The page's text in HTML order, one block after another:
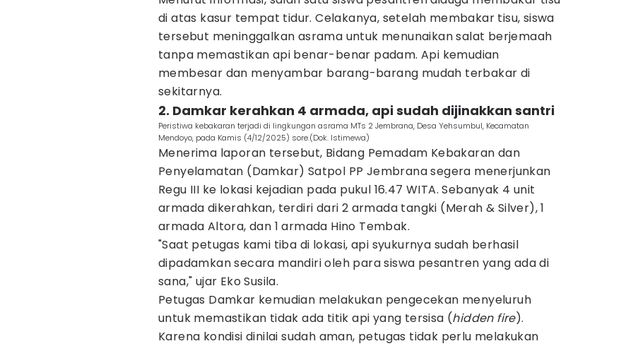
di atas kasur tempat tidur. Celakanya, setelah membakar tisu, siswa
tersebut meninggalkan asrama untuk menunaikan salat berjemaah
tanpa memastikan api benar-benar padam. Api kemudian
membesar dan menyambar barang-barang mudah terbakar di
sekitarnya.
2. Damkar kerahkan 4 armada, api sudah dijinakkan santri
Peristiwa kebakaran terjadi di lingkungan asrama MTs 2 Jembrana, Desa Yehsumbul, Kecamatan
Mendoyo, pada Kamis (4/12/2025) sore.(Dok. Istimewa)
Menerima laporan tersebut, Bidang Pemadam Kebakaran dan
Penyelamatan (Damkar) Satpol PP Jembrana segera menerjunkan
Regu III ke lokasi kejadian pada pukul 16.47 WITA. Sebanyak 4 unit
armada dikerahkan, terdiri dari 2 armada tangki (Merah & Silver), 1
armada Altora, dan 1 armada Hino Tembak.
"Saat petugas kami tiba di lokasi, api syukurnya sudah berhasil
dipadamkan secara mandiri oleh para siswa pesantren yang ada di
sana," ujar Eko Susila.
Petugas Damkar kemudian melakukan pengecekan menyeluruh
untuk memastikan tidak ada titik api yang tersisa (hidden fire).
Karena kondisi dinilai sudah aman, petugas tidak perlu melakukan